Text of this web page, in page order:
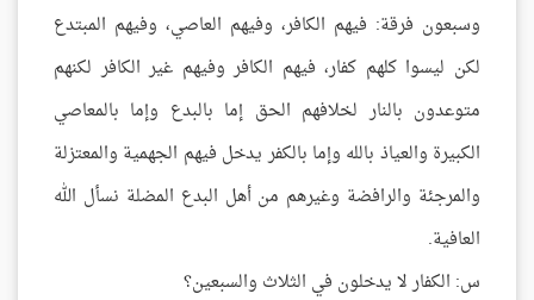
وسبعون فرقة: فيهم الكافر، وفيهم العاصي، وفيهم المبتدع
لكن ليسوا كلهم كفار، فيهم الكافر وفيهم غير الكافر لكنهم
متوعدون بالنار لخلافهم الحق إما بالبدع وإما بالمعاصي
الكبيرة والعياذ بالله وإما بالكفر يدخل فيهم الجهمية والمعتزلة
والمرجئة والرافضة وغيرهم من أهل البدع المضلة نسأل الله
العافية.
س: الكفار لا يدخلون في الثلاث والسبعين؟